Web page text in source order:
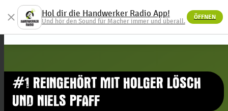
menu
#1 REINGEHÖRT MIT HOLGER LÖSCH
UND NIELS PFAFF
close Hol dir die Handwerker Radio App!
Und hör den Sound für Macher immer und überall.
ÖFFNEN